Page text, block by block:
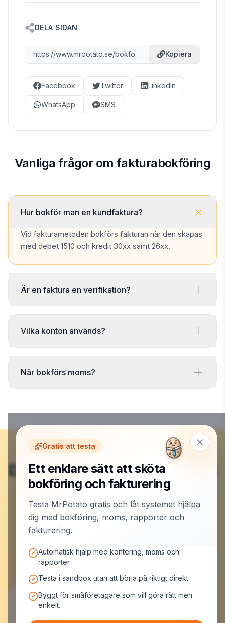
DELA SIDAN
https://www.mrpotato.se/bokfora-faktura Kopiera
Facebook Twitter LinkedIn
WhatsApp SMS
Vanliga frågor om fakturabokföring
Hur bokför man en kundfaktura?
Vid fakturametoden bokförs fakturan när den skapas
med debet 1510 och kredit 30xx samt 26xx.
Är en faktura en verifikation?
Vilka konton används?
När bokförs moms?
Gratis att testa
Ett enklare sätt att sköta
bokföring och fakturering
Testa MrPotato gratis och låt systemet hjälpa
dig med bokföring, moms, rapporter och
fakturering.
Automatisk hjälp med kontering, moms och
rapporter.
Testa i sandbox utan att börja på riktigt direkt.
Byggt för småföretagare som vill göra rätt men
enkelt.
Du är klar här – nu börjar det
roliga.
Skapa konto och låt MrPotato jobba